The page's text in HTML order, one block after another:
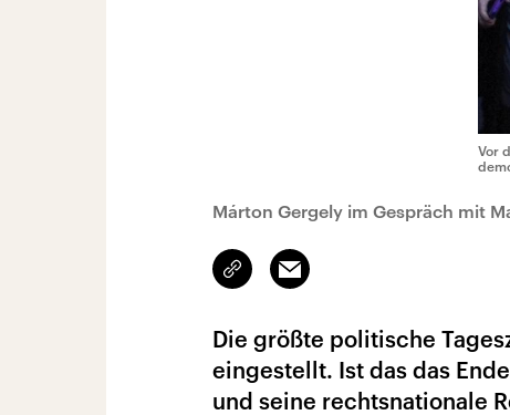
Vor
Márton Gergely im Gespräch mit
Link
kopieren/teilen
Email
Die größte politische
eingestellt. Ist das das
und seine rechtsnationale